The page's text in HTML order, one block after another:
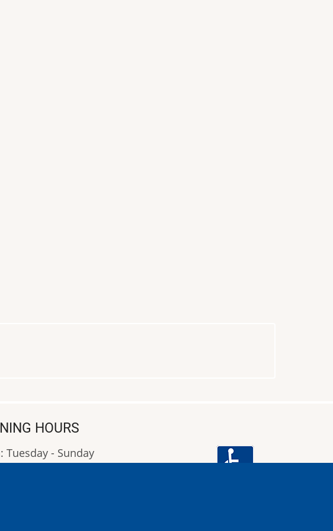
HOURS
Tuesday - Sunday